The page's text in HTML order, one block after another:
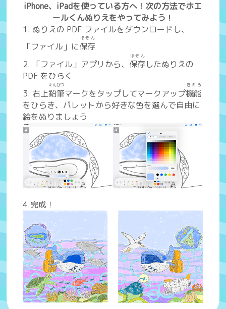
iPhone、iPadを使っている方へ！次の方法でホエ
ールくんぬりえをやってみよう！
1. ぬりえの PDF ファイルをダウンロードし、
「ファイル」に保存
ほぞん
2. 「ファイル」アプリから、 保存
ほぞん
したぬりえの
PDF をひらく
3. 右上鉛筆
えんぴつ
マークをタップしてマークアップ機能
きのう
をひらき、パレットから好きな色を選んで自由に
絵をぬりましょう
4.完成！